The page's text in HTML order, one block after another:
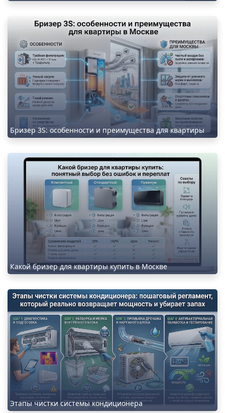
Бризер 3S: особенности и преимущества для квартиры
Какой бризер для квартиры купить в Москве
Этапы чистки системы кондиционера